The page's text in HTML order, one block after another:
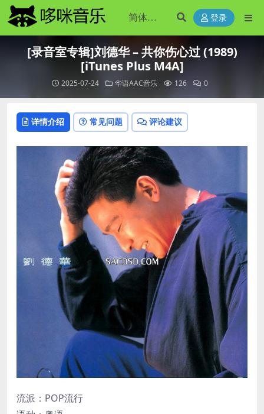
登录
[录音室专辑]刘德华 – 共你伤心过 (1989)
[iTunes Plus M4A]
2025-07-24 华语AAC音乐 126 0
详情介绍 常见问题 评论建议
流派：POP流行